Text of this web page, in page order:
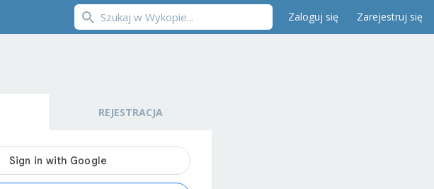
Zaloguj się Zarejestruj się
REJESTRACJA